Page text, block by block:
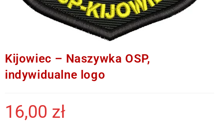
Kijowiec – Naszywka OSP,
indywidualne logo
16,00 zł